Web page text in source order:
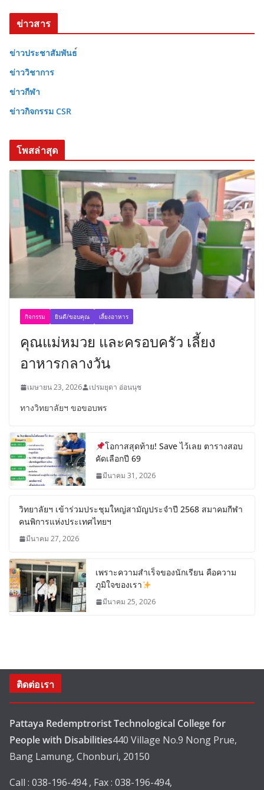
ข่าวสาร
ข่าวประชาสัมพันธ
ข่าววิชาการ
ข่าวกีฬา
ข่าวกิจกรรม CSR
โพสล่าสุด
กิจกรรม ยินดี/ขอบคุณ เลี้ยงอาหาร
คุณแม่หมวย และครอบครัว เลี้ยง
อาหารกลางวัน
เมษายน 23, 2026 เปรมยุดา อ่อนนุช
ทางวิทยาลัยฯ ขอขอบพร
โอกาสสุดท้าย! Save ไว้เลย ตารางสอบ
คัดเลือกปี 69
มีนาคม 31, 2026
วิทยาลัยฯ เข้าร่วมประชุมใหญ่สามัญประจำปี 2568 สมาคมกีฬา
คนพิการแห่งประเทศไทยฯ
มีนาคม 27, 2026
เพราะความสำเร็จของนักเรียน คือความ
ภูมิใจของเรา
มีนาคม 25, 2026
ติดต่อเรา
Pattaya Redemptrorist Technological College for
People with Disabilities440 Village No.9 Nong Prue,
Bang Lamung, Chonburi, 20150
Call : 038-196-494 , Fax : 038-196-494,